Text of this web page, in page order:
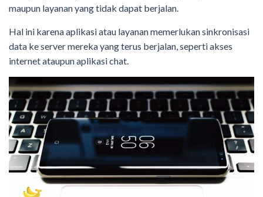
maupun layanan yang tidak dapat berjalan.
Hal ini karena aplikasi atau layanan memerlukan sinkronisasi
data ke server mereka yang terus berjalan, seperti akses
internet ataupun aplikasi chat.